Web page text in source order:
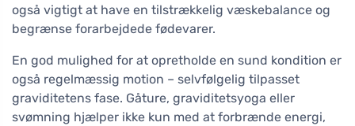
også vigtigt at have en tilstrækkelig væskebalance og
begrænse forarbejdede fødevarer.
En god mulighed for at opretholde en sund kondition er
også regelmæssig motion – selvfølgelig tilpasset
graviditetens fase. Gåture, graviditetsyoga eller
svømning hjælper ikke kun med at forbrænde energi,